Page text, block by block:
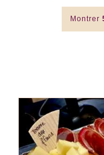
Montrer